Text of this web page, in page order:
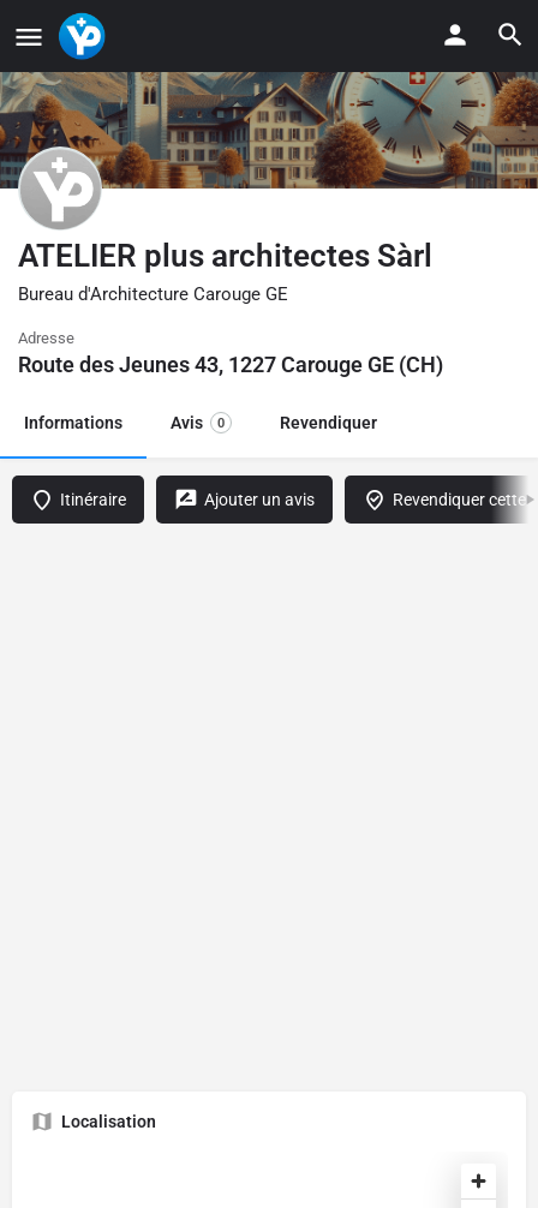
ATELIER plus architectes Sàrl
Bureau d'Architecture Carouge GE
Adresse
Route des Jeunes 43, 1227 Carouge GE (CH)
Informations Avis 0 Revendiquer
Itinéraire Ajouter un avis Revendiquer cette
Localisation